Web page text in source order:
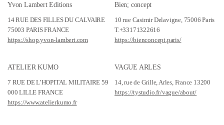
Yvon Lambert Editions
14 RUE DES FILLES DU CALVAIRE
75003 PARIS FRANCE
https://shop.yvon-lambert.com
Bien; concept
10 rue Casimir Delavigne, 75006 Paris
T.+33171322616
https://bienconcept.paris/
ATELIER KUMO
7 RUE DE L’HOPITAL MILITAIRE 59
000 LILLE FRANCE
https://www.atelierkumo.fr
VAGUE ARLES
14, rue de Grille, Arles, France 13200
https://tystudio.fr/vague/about/